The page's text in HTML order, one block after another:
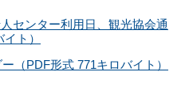
センター利用日、観光協会通
ト）
（PDF形式 771キロバイト）